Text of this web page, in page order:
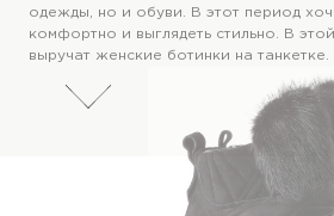
одежды, но и обуви. В этот период
комфортно и выглядеть стильно. В
выручат женские ботинки на танкетке.